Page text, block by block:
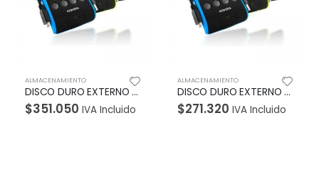
DISCO DURO EXTERNO ADATA HD720 SUPER ANTISHOCK 2TB VERDE
IVA Incluido
ALMACENAMIENTO
DISCO DURO EXTERNO ADATA HD720 SUPER ANTISHOCK 1TB VERDE
$ 271.320 IVA Incluido $